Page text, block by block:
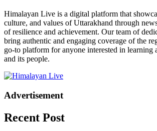
Himalayan Live is a digital platform that
culture, and values of Uttarakhand through
of resilience and achievement. Our team of
bring authentic and engaging coverage of the
go-to platform for anyone interested in learning
and its people.
Advertisement
Recent Post